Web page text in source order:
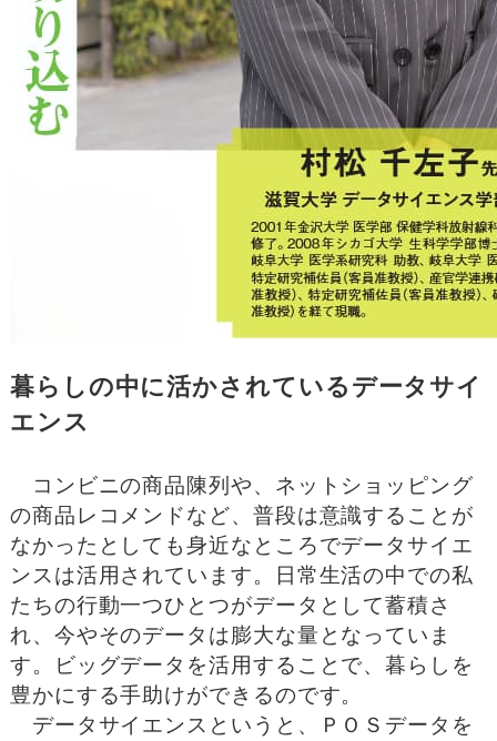
暮らしの中に活かされているデータサイ
エンス
コンビニの商品陳列や、ネットショッピング
の商品レコメンドなど、普段は意識することが
なかったとしても身近なところでデータサイエ
ンスは活用されています。日常生活の中での私
たちの行動一つひとつがデータとして蓄積さ
れ、今やそのデータは膨大な量となっていま
す。ビッグデータを活用することで、暮らしを
豊かにする手助けができるのです。
データサイエンスというと、ＰＯＳデータを